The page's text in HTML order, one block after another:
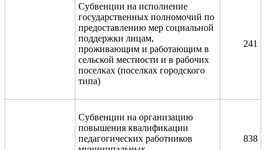
Субвенции на исполнение
государственных полномочий по
предоставлению мер социальной
поддержки лицам,
проживающим и работающим в
сельской местности и в рабочих
поселках (поселках городского
типа)
241
Субвенции на организацию
повышения квалификации
педагогических работников
838